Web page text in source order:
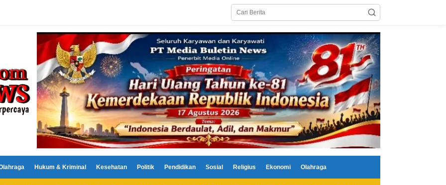
Hukum & Kriminal Kesehatan Politik Pendidikan Sosial Religius Ekonomi Olahraga